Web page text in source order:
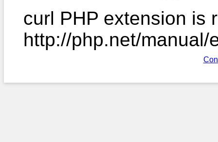
curl PHP extension is
http://php.net/manual/